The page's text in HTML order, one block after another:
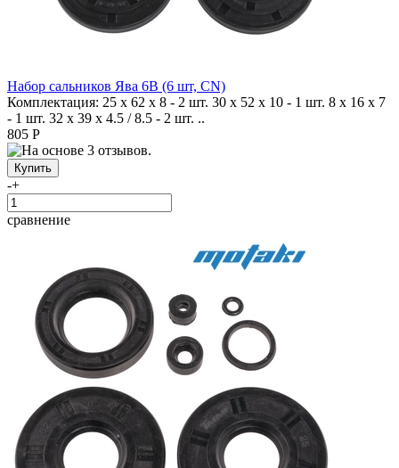
Набор сальников Ява 6В (6 шт, CN)
Комплектация: 25 х 62 х 8 - 2 шт. 30 х 52 х 10 - 1 шт. 8 х 16 х 7
- 1 шт. 32 х 39 х 4.5 / 8.5 - 2 шт. ..
805 Р
-+
сравнение